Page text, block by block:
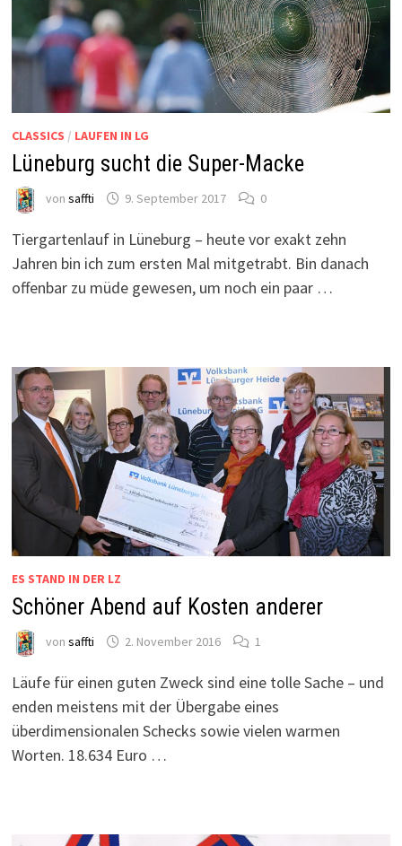
CLASSICS / LAUFEN IN LG
Lüneburg sucht die Super-Macke
von saffti 9. September 2017 0
Tiergartenlauf in Lüneburg – heute vor exakt zehn
Jahren bin ich zum ersten Mal mitgetrabt. Bin danach
offenbar zu müde gewesen, um noch ein paar …
ES STAND IN DER LZ
Schöner Abend auf Kosten anderer
von saffti 2. November 2016 1
Läufe für einen guten Zweck sind eine tolle Sache – und
enden meistens mit der Übergabe eines
überdimensionalen Schecks sowie vielen warmen
Worten. 18.634 Euro …